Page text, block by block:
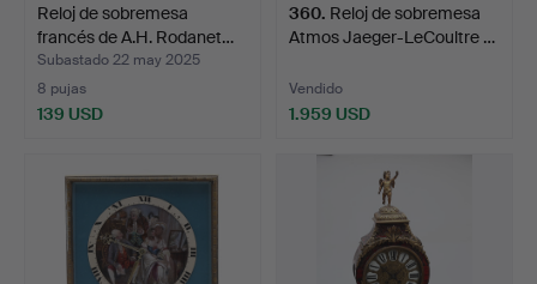
Reloj de sobremesa
francés de A.H. Rodanet…
Subastado 22 may 2025
8 pujas
139 USD
360. Reloj de sobremesa
Atmos Jaeger-LeCoultre …
Vendido
1.959 USD